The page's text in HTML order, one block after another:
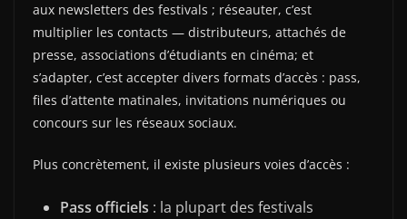
aux newsletters des festivals ; réseauter, c’est
multiplier les contacts — distributeurs, attachés de
presse, associations d’étudiants en cinéma; et
s’adapter, c’est accepter divers formats d’accès : pass,
files d’attente matinales, invitations numériques ou
concours sur les réseaux sociaux.
Plus concrètement, il existe plusieurs voies d’accès :
Pass officiels : la plupart des festivals